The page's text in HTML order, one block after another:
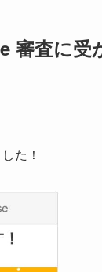
審査に受
た！